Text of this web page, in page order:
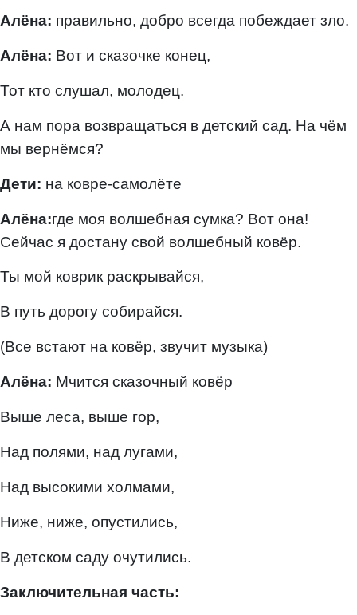
Алёна: правильно, добро всегда побеждает зло.
Алёна: Вот и сказочке конец,
Тот кто слушал, молодец.
А нам пора возвращаться в детский сад. На чём
мы вернёмся?
Дети: на ковре-самолёте
Алёна:где моя волшебная сумка? Вот она!
Сейчас я достану свой волшебный ковёр.
Ты мой коврик раскрывайся,
В путь дорогу собирайся.
(Все встают на ковёр, звучит музыка)
Алёна: Мчится сказочный ковёр
Выше леса, выше гор,
Над полями, над лугами,
Над высокими холмами,
Ниже, ниже, опустились,
В детском саду очутились.
Заключительная часть: